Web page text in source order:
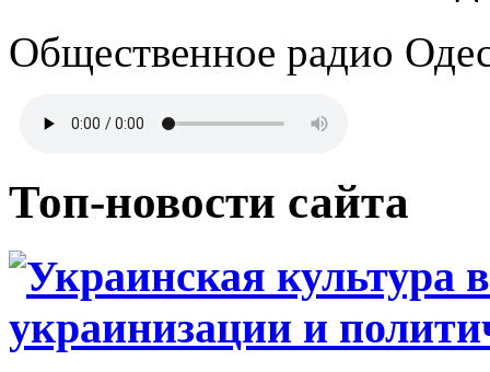
Общественное радио
Топ-новости сайта